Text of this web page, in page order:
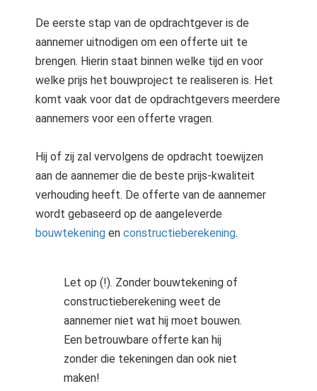
De eerste stap van de opdrachtgever is de
aannemer uitnodigen om een offerte uit te
brengen. Hierin staat binnen welke tijd en voor
welke prijs het bouwproject te realiseren is. Het
komt vaak voor dat de opdrachtgevers meerdere
aannemers voor een offerte vragen.
Hij of zij zal vervolgens de opdracht toewijzen
aan de aannemer die de beste prijs-kwaliteit
verhouding heeft. De offerte van de aannemer
wordt gebaseerd op de aangeleverde
bouwtekening en constructieberekening.
Let op (!). Zonder bouwtekening of
constructieberekening weet de
aannemer niet wat hij moet bouwen.
Een betrouwbare offerte kan hij
zonder die tekeningen dan ook niet
maken!